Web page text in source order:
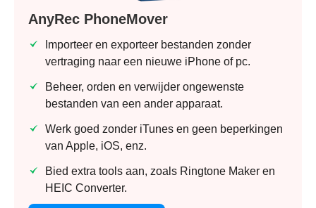
AnyRec PhoneMover
Importeer en exporteer bestanden zonder
vertraging naar een nieuwe iPhone of pc.
Beheer, orden en verwijder ongewenste
bestanden van een ander apparaat.
Werk goed zonder iTunes en geen beperkingen
van Apple, iOS, enz.
Bied extra tools aan, zoals Ringtone Maker en
HEIC Converter.